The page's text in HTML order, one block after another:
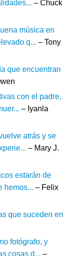
– Chuck
música en
q... – Tony
que encuentran
con el padre,
– Iyanla
atrás y se
– Mary J.
estarán de
hemos... – Felix
que suceden en
fotógrafo, y
cosas d... –